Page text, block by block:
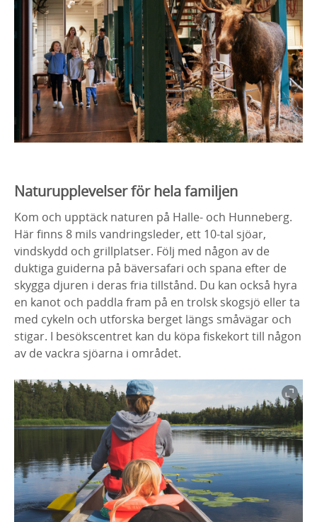
Naturupplevelser för hela familjen
Kom och upptäck naturen på Halle- och Hunneberg.
Här finns 8 mils vandringsleder, ett 10-tal sjöar,
vindskydd och grillplatser. Följ med någon av de
duktiga guiderna på bäversafari och spana efter de
skygga djuren i deras fria tillstånd. Du kan också hyra
en kanot och paddla fram på en trolsk skogsjö eller ta
med cykeln och utforska berget längs småvägar och
stigar. I besökscentret kan du köpa fiskekort till någon
av de vackra sjöarna i området.